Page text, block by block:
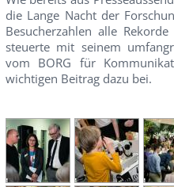
die Lange Nacht der
Besucherzahlen alle
steuerte mit seinem
vom BORG für
wichtigen Beitrag dazu bei.